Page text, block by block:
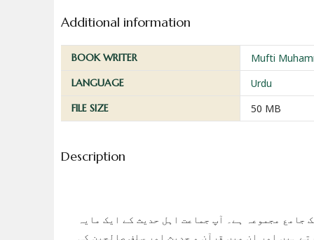
Additional information
BOOK WRITER Mufti
LANGUAGE Urdu
FILE SIZE 50 MB
Description
جامع مجموعہ ہے۔ آپ جماعت اہل حدیث کے ایک مایہ
ہیں اور ان میں قرآن و حدیث اور سلف صالحین کی